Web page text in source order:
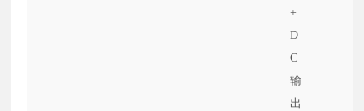
+
D
C
输
出